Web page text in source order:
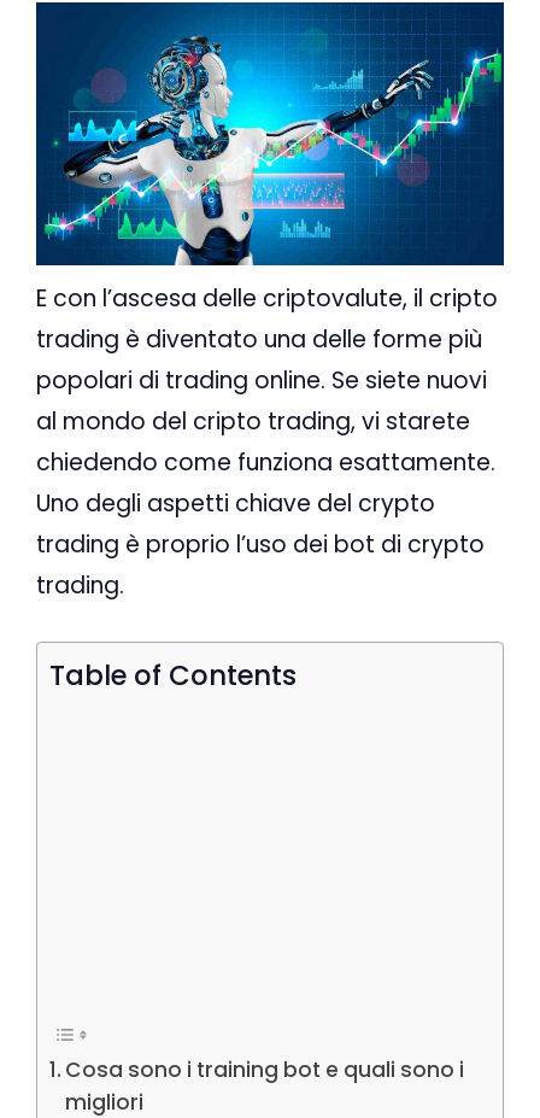
E con l’ascesa delle criptovalute, il cripto
trading è diventato una delle forme più
popolari di trading online. Se siete nuovi
al mondo del cripto trading, vi starete
chiedendo come funziona esattamente.
Uno degli aspetti chiave del crypto
trading è proprio l’uso dei bot di crypto
trading.
Table of Contents
Cosa sono i training bot e quali sono i
migliori